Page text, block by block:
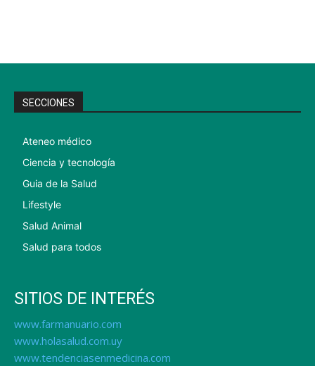
SECCIONES
Ateneo médico
Ciencia y tecnología
Guia de la Salud
Lifestyle
Salud Animal
Salud para todos
SITIOS DE INTERÉS
www.farmanuario.com
www.holasalud.com.uy
www.tendenciasenmedicina.com